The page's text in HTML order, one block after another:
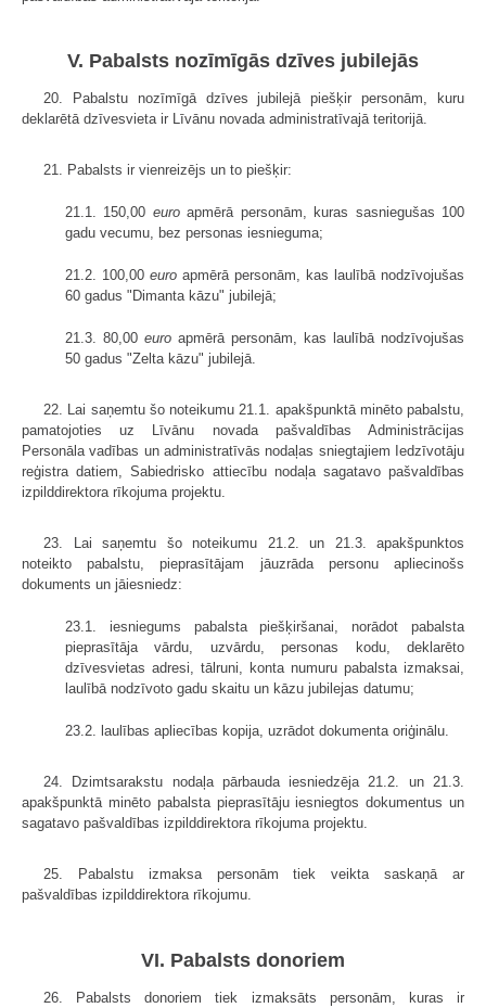
V. Pabalsts nozīmīgās dzīves jubilejās
20. Pabalstu nozīmīgā dzīves jubilejā piešķir personām, kuru
deklarētā dzīvesvieta ir Līvānu novada administratīvajā teritorijā.
21. Pabalsts ir vienreizējs un to piešķir:
21.1. 150,00 euroapmērā personām, kuras sasniegušas 100
gadu vecumu, bez personas iesnieguma;
21.2. 100,00 euro apmērā personām, kas laulībā nodzīvojušas
60 gadus "Dimanta kāzu" jubilejā;
21.3. 80,00 euro apmērā personām, kas laulībā nodzīvojušas
50 gadus "Zelta kāzu" jubilejā.
22. Lai saņemtu šo noteikumu 21.1. apakšpunktā minēto pabalstu,
pamatojoties uz Līvānu novada pašvaldības Administrācijas
Personāla vadības un administratīvās nodaļas sniegtajiem Iedzīvotāju
reģistra datiem, Sabiedrisko attiecību nodaļa sagatavo pašvaldības
izpilddirektora rīkojuma projektu.
23. Lai saņemtu šo noteikumu 21.2. un 21.3. apakšpunktos
noteikto pabalstu, pieprasītājam jāuzrāda personu apliecinošs
dokuments un jāiesniedz:
23.1. iesniegums pabalsta piešķiršanai, norādot pabalsta
pieprasītāja vārdu, uzvārdu, personas kodu, deklarēto
dzīvesvietas adresi, tālruni, konta numuru pabalsta izmaksai,
laulībā nodzīvoto gadu skaitu un kāzu jubilejas datumu;
23.2. laulības apliecības kopija, uzrādot dokumenta oriģinālu.
24. Dzimtsarakstu nodaļa pārbauda iesniedzēja 21.2. un 21.3.
apakšpunktā minēto pabalsta pieprasītāju iesniegtos dokumentus un
sagatavo pašvaldības izpilddirektora rīkojuma projektu.
25. Pabalstu izmaksa personām tiek veikta saskaņā ar
pašvaldības izpilddirektora rīkojumu.
VI. Pabalsts donoriem
26. Pabalsts donoriem tiek izmaksāts personām, kuras ir